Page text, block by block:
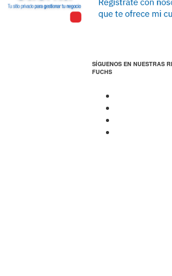
SÍGUENOS EN NUESTRAS
FUCHS